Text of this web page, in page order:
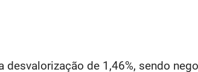
desvalorização de 1,46%, sendo